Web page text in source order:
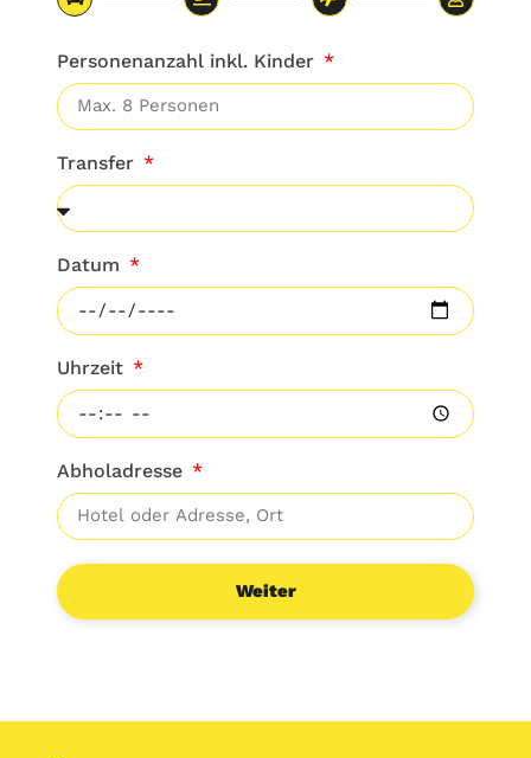
Personenanzahl inkl. Kinder
Transfer
Datum
Uhrzeit
Abholadresse
Weiter